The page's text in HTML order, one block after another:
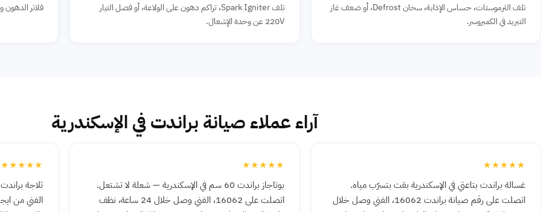
تلف الثرموستات، حساس الإذابة، سخان Defrost، أو ضعف غاز
التبريد في الكمبروسر.
تلف Spark Igniter، تراكم دهون على الولاعة، أو فصل التيار
220V عن وحدة الإشعال.
فلاتر
آراء عملاء صيانة براندت في الإسكندرية
★★★★★
غسالة براندت بتاعتي في الإسكندرية بقت بتسرّب مياه.
اتصلت على رقم صيانة براندت 16062، الفني وصل خلال
★★★★★
بوتاجاز براندت 60 سم في الإسكندرية — شعلة لا تشتعل.
اتصلت على 16062، الفني وصل خلال 24 ساعة، نظف
★★★★★
الفني من